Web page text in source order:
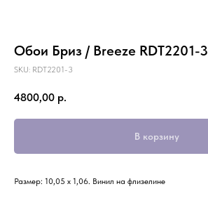
Обои Бриз / Breeze RDT2201-3
SKU: RDT2201-3
4800,00 р.
В корзину
Размер: 10,05 х 1,06. Винил на флизелине